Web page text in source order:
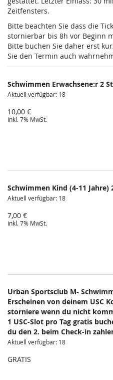
Zeitfensters.
Bitte beachten Sie dass die
stornierbar bis 8h vor Beginn
Bitte buchen Sie daher erst
Sie den Termin auch
Schwimmen Erwachsene:r 2
Aktuell verfügbar: 18
10,00 €
inkl. 7% MwSt.
Schwimmen Kind (4-11 Jahre)
Aktuell verfügbar: 18
7,00 €
inkl. 7% MwSt.
Urban Sportsclub M-
Erscheinen von deinem USC
storniere wenn du nicht
1 USC-Slot pro Tag gratis
du den 2. beim Check-in
Aktuell verfügbar: 18
GRATIS